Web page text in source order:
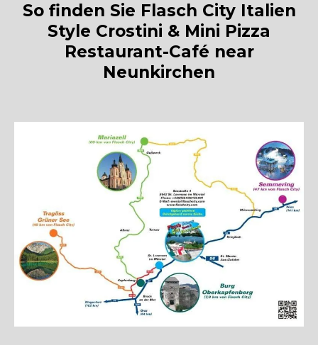
So finden Sie Flasch City Italien
Style Crostini & Mini Pizza
Restaurant-Café near
Neunkirchen